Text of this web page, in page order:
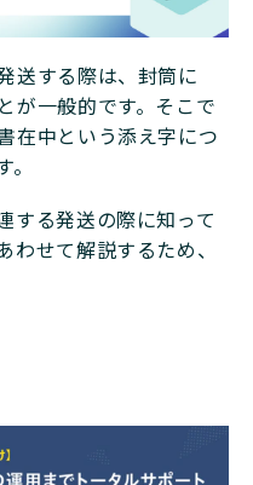
送する際は、封筒に
が一般的です。そこで
在中という添え字につ
する発送の際に知って
せて解説するため、